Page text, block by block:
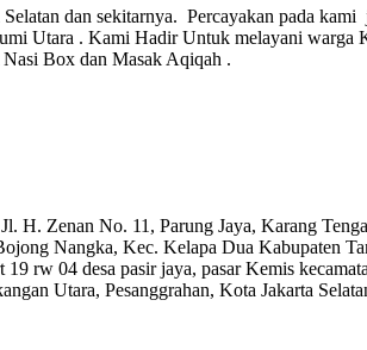
dan sekitarnya. Percayakan pada
Utara . Kami Hadir Untuk melayani
Box dan Masak Aqiqah .
H. Zenan No. 11, Parung Jaya, Karang
Nangka, Kec. Kelapa Dua Kabupaten
rw 04 desa pasir jaya, pasar Kemis
Utara, Pesanggrahan, Kota Jakarta